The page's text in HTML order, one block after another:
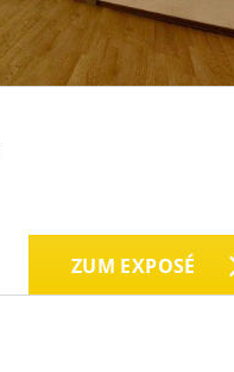
ZUM EXPOSÉ